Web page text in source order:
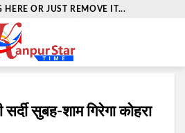
HERE OR JUST REMOVE IT...
सुबह-शाम गिरेगा कोहरा